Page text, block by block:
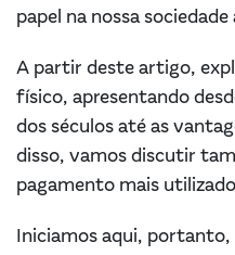
papel na nossa
A partir deste artigo,
físico, apresentando
dos séculos até as
disso, vamos discutir
pagamento mais
Iniciamos aqui,